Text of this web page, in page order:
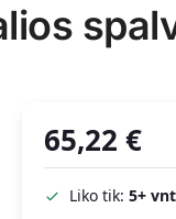
65,22€
Liko tik:5+